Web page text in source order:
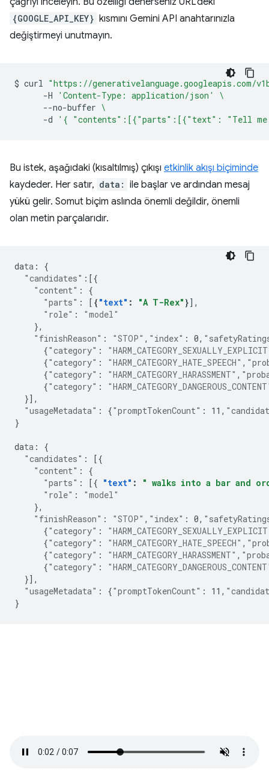
{GOOGLE_API_KEY} kısmını Gemini API anahtarınızla
değiştirmeyi unutmayın.
$ curl "https://generativelanguage.googleapis.com/
-H
'Content-Type: application/json'
\
--no-buffer \
-d
'{ "contents":[{"parts":[{"text": "Tell
Bu istek, aşağıdaki (kısaltılmış) çıkışı etkinlik akışı biçiminde
kaydeder. Her satır, data: ile başlar ve ardından mesaj
yükü gelir. Somut biçim aslında önemli değildir, önemli
olan metin parçalarıdır.
data :
{
"candidates" :[{
"content" :
{
"parts" : [ { "text" : "A T-Rex" }
"role" :
"model"
},
"finishReason" : "STOP" , "index" : 0,
{"category" :
{"category" : "HARM_CATEGORY_HATE_SPEECH" ,
{"category" : "HARM_CATEGORY_HARASSMENT" ,
{"category" :
}],
"usageMetadata" : {"promptTokenCount" : 11 ,
}
data :
{
"candidates" :
[{
"content" :
{
"parts" : [{ "text" :
" walks into a bar and
"role" :
"model"
},
"finishReason" : "STOP" , "index" : 0,
{"category" :
{"category" : "HARM_CATEGORY_HATE_SPEECH" ,
{"category" : "HARM_CATEGORY_HARASSMENT" ,
{"category" :
}],
"usageMetadata" : {"promptTokenCount" : 11 ,
}